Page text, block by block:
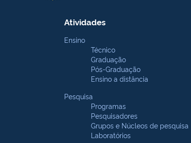
Atividades
Ensino
Técnico
Graduação
Pós-Graduação
Ensino a distância
Pesquisa
Programas
Pesquisadores
Grupos e Núcleos de pesquisa
Laboratórios